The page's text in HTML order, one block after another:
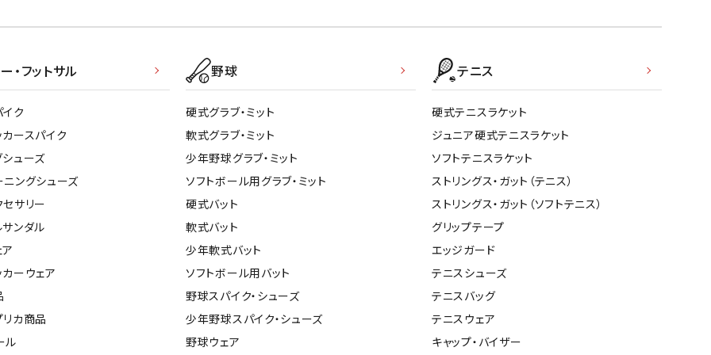
・フットサル
ク
ースパイク
ューズ
ングシューズ
サリー
ンダル
ーウェア
カ商品
ル
野球
硬式グラブ・ミット
軟式グラブ・ミット
少年野球グラブ・ミット
ソフトボール用グラブ・ミット
硬式バット
軟式バット
少年軟式バット
ソフトボール用バット
野球スパイク・シューズ
少年野球スパイク・シューズ
野球ウェア
テニス
硬式テニスラケット
ジュニア硬式テニスラケット
ソフトテニスラケット
ストリングス・ガット（テニス）
ストリングス・ガット（ソフトテニス）
グリップテープ
エッジガード
テニスシューズ
テニスバッグ
テニスウェア
キャップ・バイザー